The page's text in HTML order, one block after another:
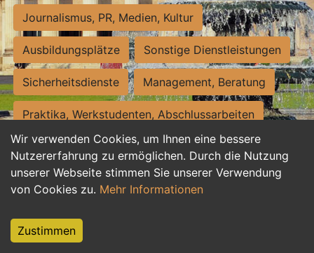
Wir verwenden Cookies, um Ihnen eine bessere
Nutzererfahrung zu ermöglichen. Durch die Nutzung
unserer Webseite stimmen Sie unserer Verwendung
von Cookies zu. Mehr Informationen
Zustimmen
Journalismus, PR, Medien, Kultur
Ausbildungsplätze Sonstige Dienstleistungen
Sicherheitsdienste Management, Beratung
Praktika, Werkstudenten, Abschlussarbeiten
Personalwesen Assistenz, Sekretariat
Hilfskräfte, Aushilfs- und Nebenjobs
Weiterbildung, Studium, duale Ausbildung